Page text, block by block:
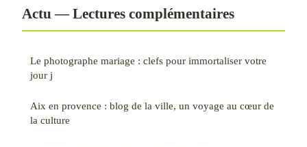
Actu — Lectures complémentaires
Le photographe mariage : clefs pour immortaliser votre
jour j
Aix en provence : blog de la ville, un voyage au cœur de
la culture